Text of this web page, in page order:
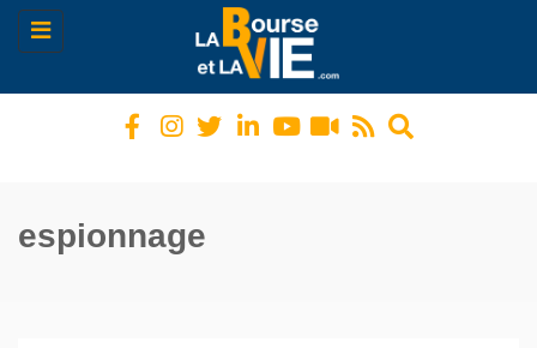
Toggle
navigation
espionnage